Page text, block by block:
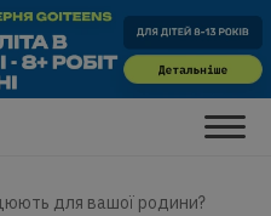
для вашої родини?